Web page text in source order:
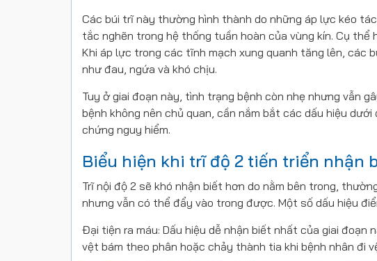
Các búi trĩ này thường hình thành do những áp lực kéo
tắc nghẽn trong hệ thống tuần hoàn của vùng kín. Cụ
Khi áp lực trong các tĩnh mạch xung quanh tăng lên, các
như đau, ngứa và khó chịu.
Tuy ở giai đoạn này, tình trạng bệnh còn nhẹ nhưng vẫn
bệnh không nên chủ quan, cần nắm bắt các dấu hiệu
chứng nguy hiểm.
Biểu hiện khi trĩ độ 2 tiến triển nhận
Trĩ nội độ 2 sẽ khó nhận biết hơn do nằm bên trong,
nhưng vẫn có thể đẩy vào trong được. Một số dấu hiệu
Đại tiện ra máu: Dấu hiệu dễ nhận biết nhất của giai
vệt bám theo phân hoặc chảy thành tia khi bệnh nhân đi